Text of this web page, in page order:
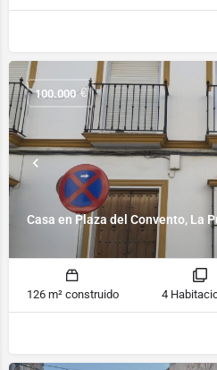
Casa en Plaza del Convento, La
100.000 €
126 m² construido 4